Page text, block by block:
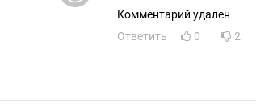
Комментарий удален
Ответить
0 2